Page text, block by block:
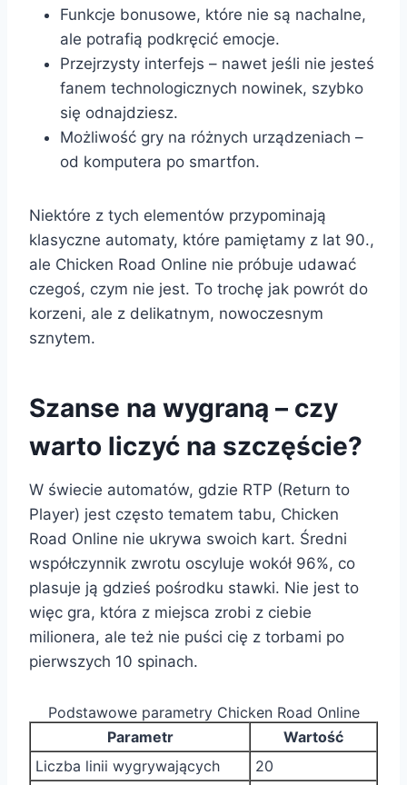
Funkcje bonusowe, które nie są nachalne,
ale potrafią podkręcić emocje.
Przejrzysty interfejs – nawet jeśli nie jesteś
fanem technologicznych nowinek, szybko
się odnajdziesz.
Możliwość gry na różnych urządzeniach –
od komputera po smartfon.
Niektóre z tych elementów przypominają
klasyczne automaty, które pamiętamy z lat 90.,
ale Chicken Road Online nie próbuje udawać
czegoś, czym nie jest. To trochę jak powrót do
korzeni, ale z delikatnym, nowoczesnym
sznytem.
Szanse na wygraną – czy
warto liczyć na szczęście?
W świecie automatów, gdzie RTP (Return to
Player) jest często tematem tabu, Chicken
Road Online nie ukrywa swoich kart. Średni
współczynnik zwrotu oscyluje wokół 96%, co
plasuje ją gdzieś pośrodku stawki. Nie jest to
więc gra, która z miejsca zrobi z ciebie
milionera, ale też nie puści cię z torbami po
pierwszych 10 spinach.
Podstawowe parametry Chicken Road Online
Parametr
Wartość
Liczba linii wygrywających
20